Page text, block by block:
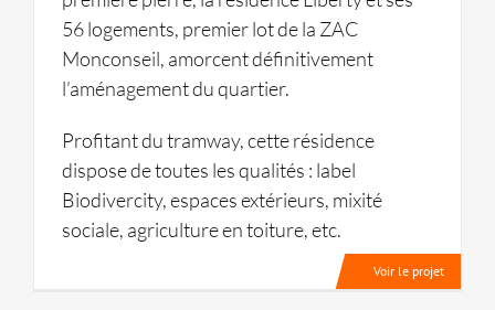
56 logements, premier lot de la ZAC
Monconseil, amorcent définitivement
l’aménagement du quartier.
Profitant du tramway, cette résidence
dispose de toutes les qualités : label
Biodivercity, espaces extérieurs, mixité
sociale, agriculture en toiture, etc.
Voir le projet